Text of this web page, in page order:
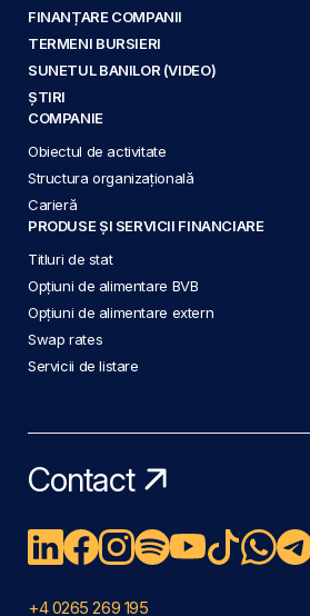
FINANȚARE COMPANII
TERMENI BURSIERI
SUNETUL BANILOR (VIDEO)
ȘTIRI
COMPANIE
Obiectul de activitate
Structura organizațională
Carieră
PRODUSE ȘI SERVICII FINANCIARE
Titluri de stat
Opțiuni de alimentare BVB
Opțiuni de alimentare extern
Swap rates
Servicii de listare
Contact
+4 0265 269 195